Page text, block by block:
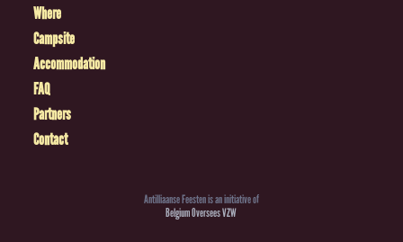
Where
Campsite
Accommodation
FAQ
Partners
Contact
Antilliaanse Feesten is an initiative of
Belgium Oversees VZW